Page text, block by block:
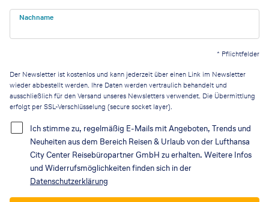
Nachname
* Pflichtfelder
Der Newsletter ist kostenlos und kann jederzeit über einen Link im Newsletter
wieder abbestellt werden. Ihre Daten werden vertraulich behandelt und
ausschließlich für den Versand unseres Newsletters verwendet. Die Übermittlung
erfolgt per SSL-Verschlüsselung (secure socket layer).
Ich stimme zu, regelmäßig E-Mails mit Angeboten, Trends und
Neuheiten aus dem Bereich Reisen & Urlaub von der Lufthansa
City Center Reisebüropartner GmbH zu erhalten. Weitere Infos
und Widerrufsmöglichkeiten finden sich in der
Datenschutzerklärung